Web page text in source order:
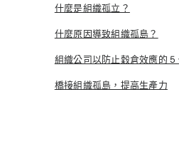
什麼是組織孤立？
什麼原因導致組織孤島？
組織公司以防止穀倉效應的 5
橋接組織孤島，提高生產力